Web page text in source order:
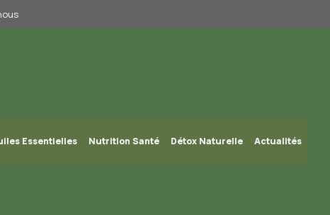
Essentielles Nutrition Santé Détox Naturelle Actualités